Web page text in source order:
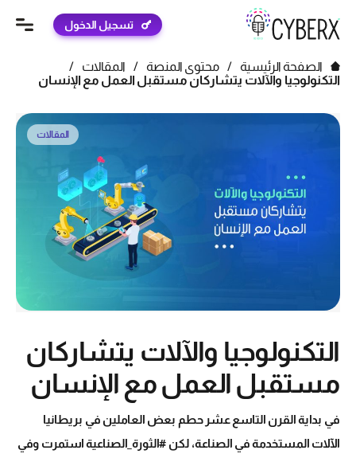
تسجيل الدخول
الصفحة الرئيسية / محتوى المنصة / المقالات
/
التكنولوجيا والآلات يتشاركان مستقبل العمل مع الإنسان
المقالات
التكنولوجيا والآلات يتشاركان
مستقبل العمل مع الإنسان
في بداية القرن التاسع عشر حطم بعض العاملين في بريطانيا
الآلات المستخدمة في الصناعة، لكن #الثورة_الصناعية استمرت وفي